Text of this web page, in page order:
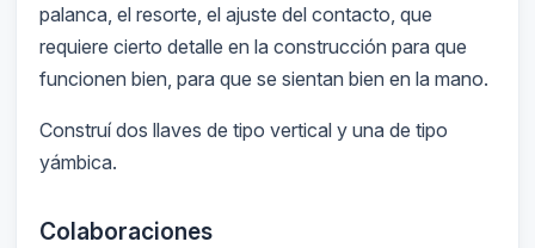
palanca, el resorte, el ajuste del contacto, que
requiere cierto detalle en la construcción para que
funcionen bien, para que se sientan bien en la mano.
Construí dos llaves de tipo vertical y una de tipo
yámbica.
Colaboraciones